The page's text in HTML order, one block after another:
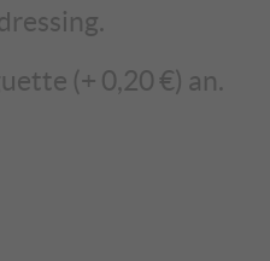
(+ 0,20 €) an.